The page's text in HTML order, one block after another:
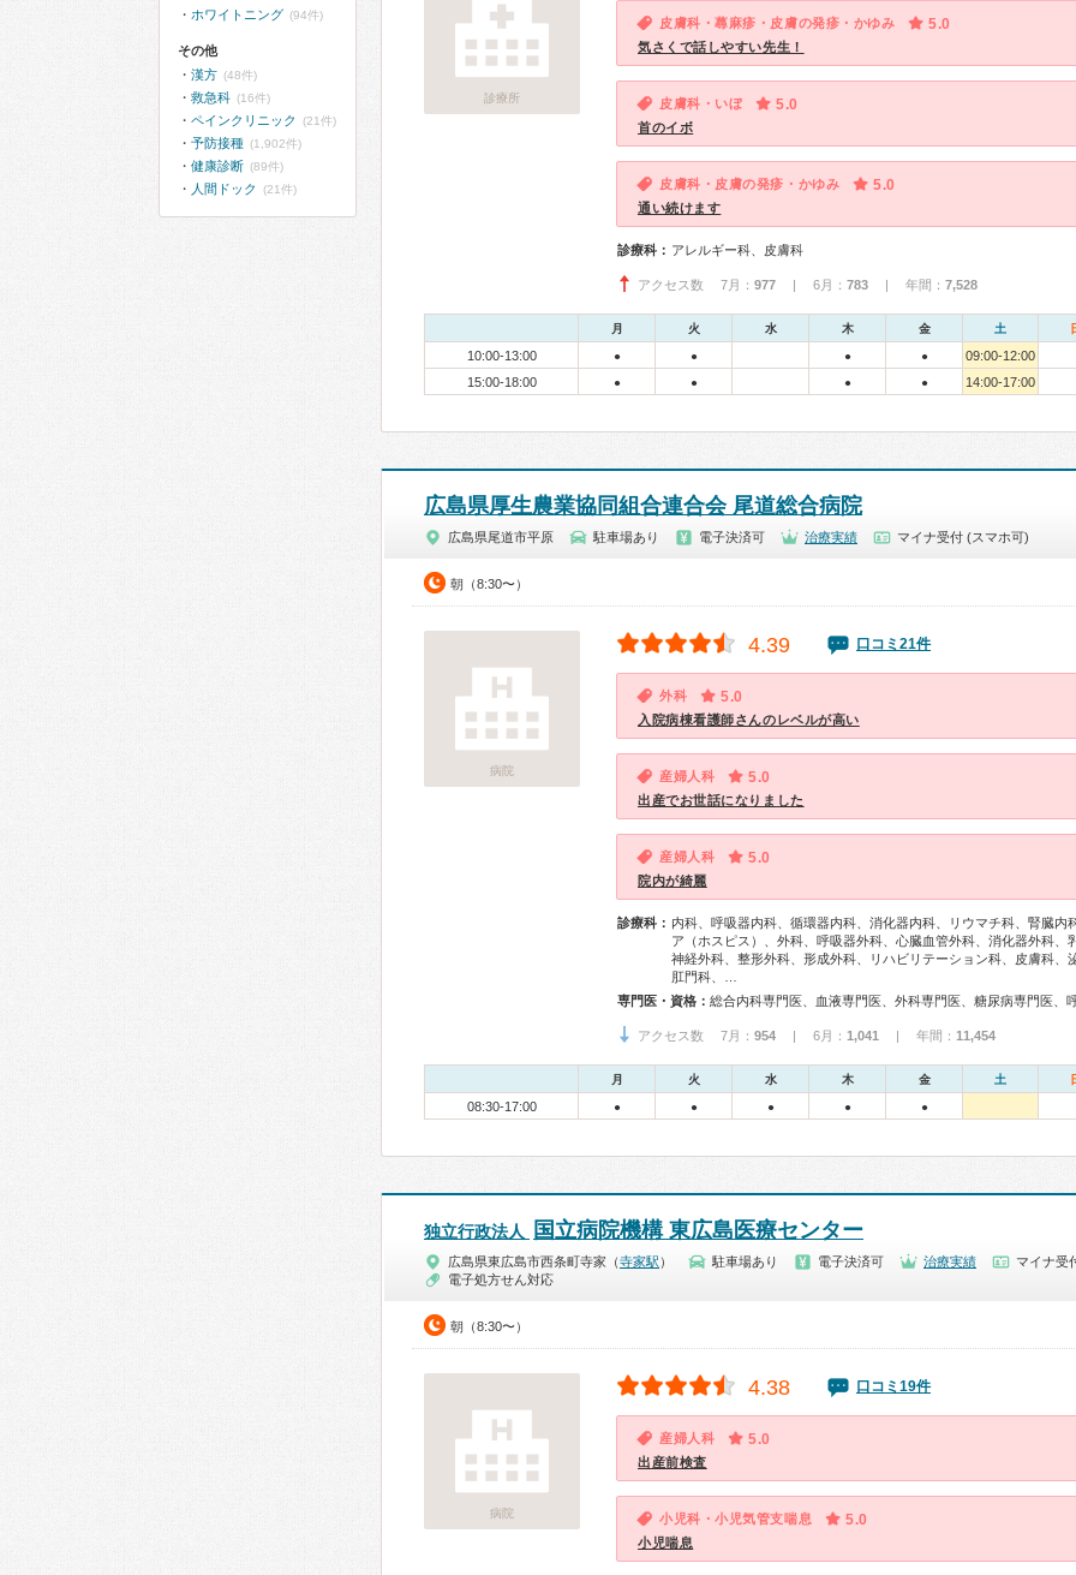
診療所
皮膚科・蕁麻疹・皮膚の発疹・かゆみ 5.0
気さくで話しやすい先生！
皮膚科・いぼ 5.0
首のイボ
皮膚科・皮膚の発疹・かゆみ 5.0
通い続けます
診療科： アレルギー科、皮膚科
アクセス数 7月： 977 | 6月： 783 | 年間： 7,528
月 火 水 木 金 土
10:00-13:00 ● ● ● ●
09:00-12:00
15:00-18:00
● ● ● ● 14:00-17:00
広島県厚生農業協同組合連合会 尾道総合病院
広島県尾道市平原 駐車場あり 電子決済可 治療実績 マイナ受付 (スマホ可)
朝（8:30〜）
病院
4.39 口コミ21件
外科 5.0
入院病棟看護師さんのレベルが高い
産婦人科 5.0
出産でお世話になりました
産婦人科 5.0
院内が綺麗
診療科： 内科、呼吸器内科、循環器内科、消化器内科、リウマチ科、腎臓内
ア（ホスピス）、外科、呼吸器外科、心臓血管外科、消化器外科、
神経外科、整形外科、形成外科、リハビリテーション科、皮膚科、
肛門科、…
専門医・資格：
アクセス数 7月： 954 | 6月： 1,041 | 年間： 11,454
月 火 水 木 金 土
08:30-17:00 ● ● ● ● ●
独立行政法人 国立病院機構 東広島医療センター
広島県東広島市西条町寺家（寺家駅 ） 駐車場あり 電子決済可 治療実績
マイナ受
電子処方せん対応
朝（8:30〜）
病院
4.38 口コミ19件
産婦人科 5.0
出産前検査
小児科・小児気管支喘息 5.0
小児喘息
ホワイトニング (94件)
その他
漢方 (48件)
救急科 (16件)
ペインクリニック (21件)
予防接種 (1,902件)
健康診断 (89件)
人間ドック (21件)